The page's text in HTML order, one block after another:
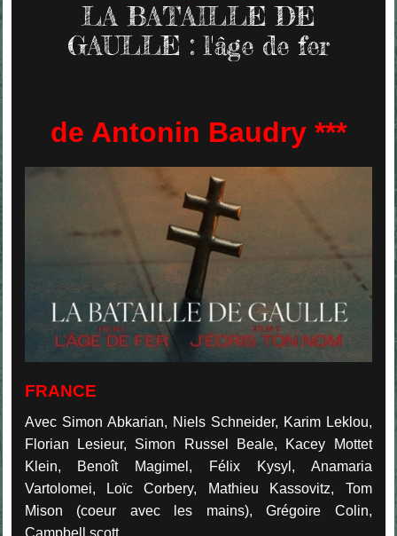
LA BATAILLE DE
GAULLE : l'âge de fer
de Antonin Baudry ***
FRANCE
Avec Simon Abkarian, Niels Schneider, Karim Leklou,
Florian Lesieur, Simon Russel Beale, Kacey Mottet
Klein, Benoît Magimel, Félix Kysyl, Anamaria
Vartolomei, Loïc Corbery, Mathieu Kassovitz, Tom
Mison (coeur avec les mains), Grégoire Colin,
Campbell scott